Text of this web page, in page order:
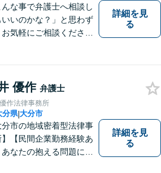
んな事で弁護士へ相談し
いいのかな？」と思わず
お気軽にご相談くださ
詳細を見
る
優作 弁護士
作法律事務所
分県|大分市
分市の地域密着型法律事
【民間企業勤務経験あ
あなたの抱える問題に、
詳細を見
る